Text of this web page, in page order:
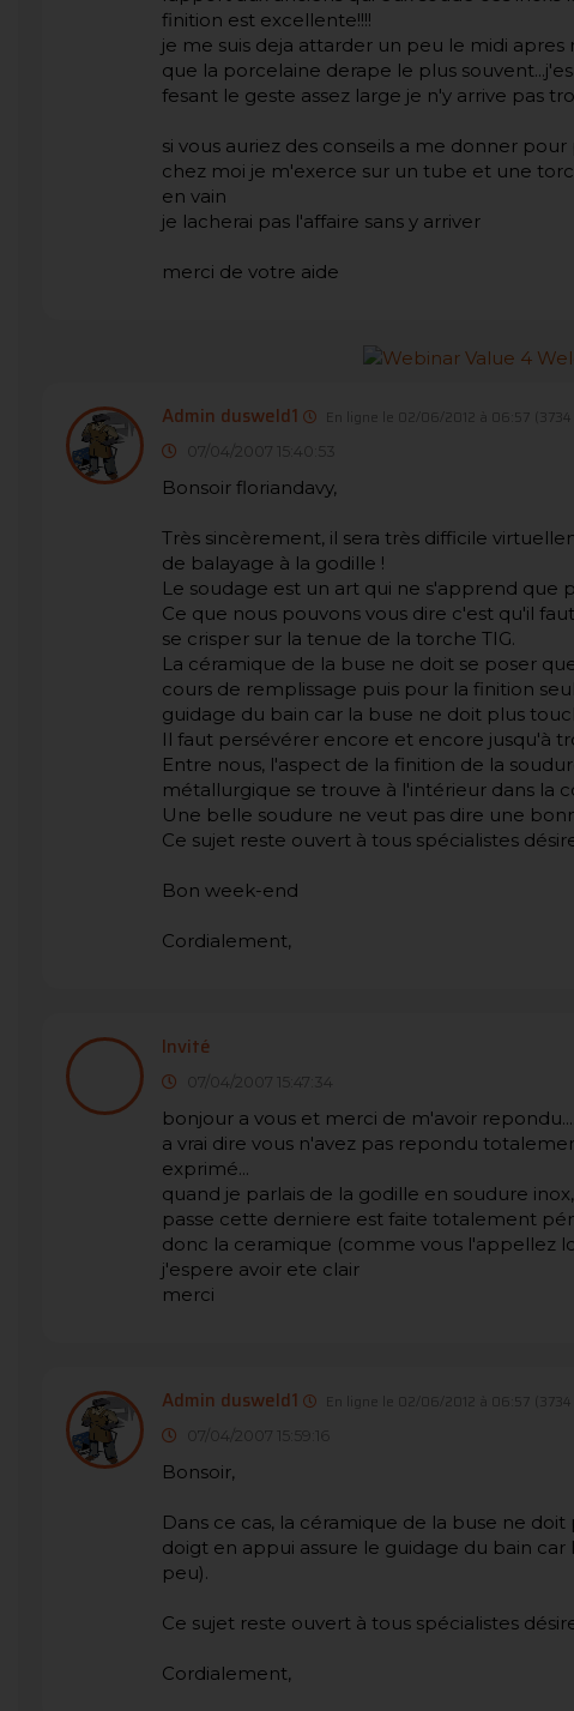
finition est excellente!!!!
je me suis deja attarder un peu le midi
que la porcelaine derape le plus
fesant le geste assez large je n'y arrive pas
si vous auriez des conseils a me donner
chez moi je m'exerce sur un tube et une
en vain
je lacherai pas l'affaire sans y arriver
merci de votre aide
Admin dusweld1 En ligne le 02/06/2012 à 06:57
07/04/2007 15:40:53
Bonsoir floriandavy,
Très sincèrement, il sera très difficile
de balayage à la godille !
Le soudage est un art qui ne s'apprend que
Ce que nous pouvons vous dire c'est qu'il
se crisper sur la tenue de la torche TIG.
La céramique de la buse ne doit se poser
cours de remplissage puis pour la finition
guidage du bain car la buse ne doit plus
Il faut persévérer encore et encore jusqu'à
Entre nous, l'aspect de la finition de la
métallurgique se trouve à l'intérieur dans la
Une belle soudure ne veut pas dire une
Ce sujet reste ouvert à tous spécialistes
Bon week-end
Cordialement,
Invité
07/04/2007 15:47:34
bonjour a vous et merci de m'avoir repondu....
a vrai dire vous n'avez pas repondu
exprimé...
quand je parlais de la godille en soudure
passe cette derniere est faite totalement
donc la ceramique (comme vous l'appellez
j'espere avoir ete clair
merci
Admin dusweld1 En ligne le 02/06/2012 à 06:57
07/04/2007 15:59:16
Bonsoir,
Dans ce cas, la céramique de la buse ne
doigt en appui assure le guidage du bain
peu).
Ce sujet reste ouvert à tous spécialistes
Cordialement,